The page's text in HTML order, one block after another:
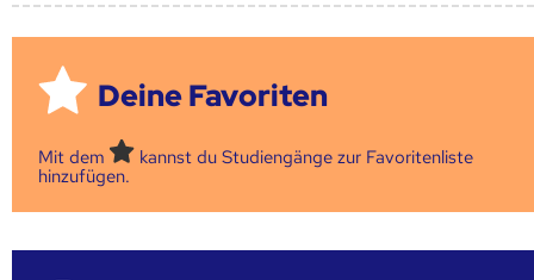
Deine Favoriten
Mit dem
kannst du Studiengänge zur Favoritenliste
hinzufügen.